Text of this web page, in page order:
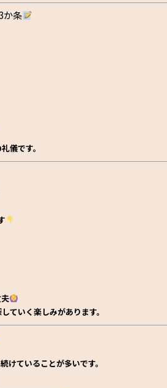
か条
儀です。
ていく楽しみがあります。
けていることが多いです。